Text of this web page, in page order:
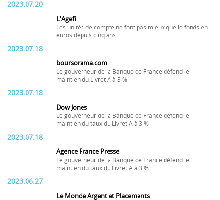
2023.07.20
L'Agefi
Les unités de compte ne font pas mieux que le fonds en
euros depuis cinq ans
2023.07.18
boursorama.com
Le gouverneur de la Banque de France défend le
maintien du Livret A à 3 %
2023.07.18
Dow Jones
Le gouverneur de la Banque de France défend le
maintien du taux du Livret A à 3 %
2023.07.18
Agence France Presse
Le gouverneur de la Banque de France défend le
maintien du taux du Livret A à 3 %
2023.06.27
Le Monde Argent et Placements